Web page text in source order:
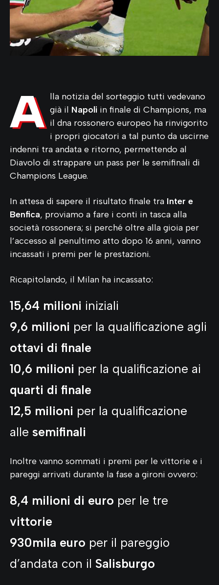
A lla notizia del sorteggio tutti vedevano
già il Napoli in finale di Champions, ma
il dna rossonero europeo ha rinvigorito
i propri giocatori a tal punto da uscirne
indenni tra andata e ritorno, permettendo al
Diavolo di strappare un pass per le semifinali di
Champions League.
In attesa di sapere il risultato finale tra Inter e
Benfica, proviamo a fare i conti in tasca alla
società rossonera; si perché oltre alla gioia per
l’accesso al penultimo atto dopo 16 anni, vanno
incassati i premi per le prestazioni.
Ricapitolando, il Milan ha incassato:
15,64 milioni iniziali
9,6 milioni per la qualificazione agli
ottavi di finale
10,6 milioni per la qualificazione ai
quarti di finale
12,5 milioni per la qualificazione
alle semifinali
Inoltre vanno sommati i premi per le vittorie e i
pareggi arrivati durante la fase a gironi ovvero:
8,4 milioni di euro per le tre
vittorie
930mila euro per il pareggio
d’andata con il Salisburgo